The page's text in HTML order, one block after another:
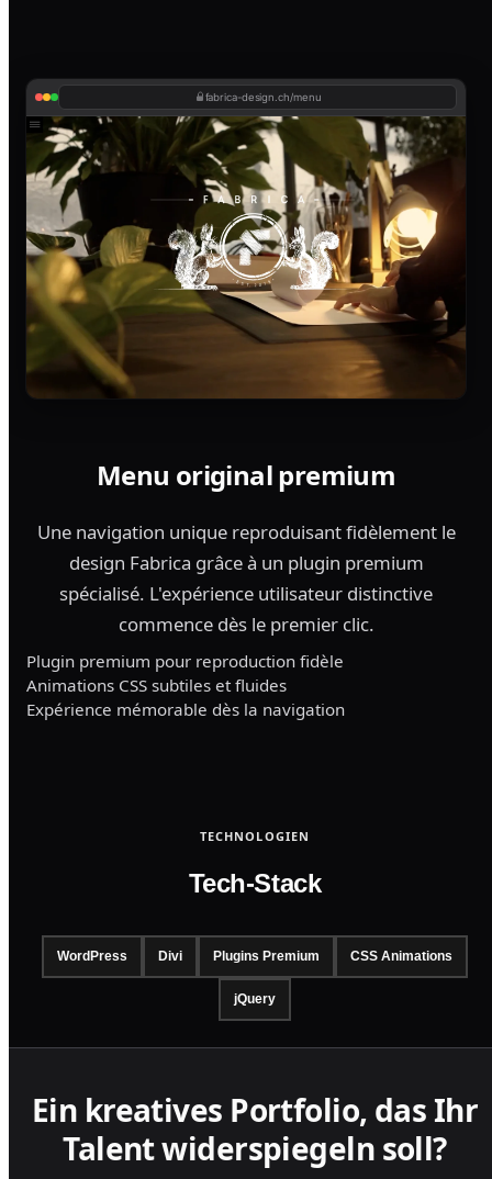
Menu original premium
Une navigation unique reproduisant fidèlement le
design Fabrica grâce à un plugin premium
spécialisé. L'expérience utilisateur distinctive
commence dès le premier clic.
Plugin premium pour reproduction fidèle
Animations CSS subtiles et fluides
Expérience mémorable dès la navigation
fabrica-design.ch/menu
TECHNOLOGIEN
Tech-Stack
WordPress Divi Plugins Premium CSS Animations
jQuery
Ein kreatives Portfolio, das Ihr
Talent widerspiegeln soll?